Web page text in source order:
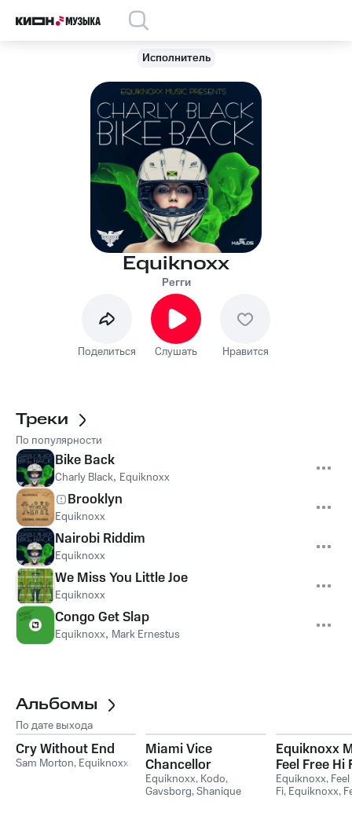
Исполнитель
Equiknoxx
Регги
Поделиться Слушать Нравится
Треки
По популярности
Bike Back
Charly Black, Equiknoxx
Brooklyn
Equiknoxx
Nairobi Riddim
Equiknoxx
We Miss You Little Joe
Equiknoxx
Congo Get Slap
Equiknoxx, Mark Ernestus
Альбомы
По дате выхода
Cry Without End
Sam Morton, Equiknoxx
Miami Vice
Chancellor
Equiknoxx, Kodo,
Gavsborg,Shanique
Equiknoxx
Feel Free Hi
Equiknoxx,
Fi, Equiknoxx,